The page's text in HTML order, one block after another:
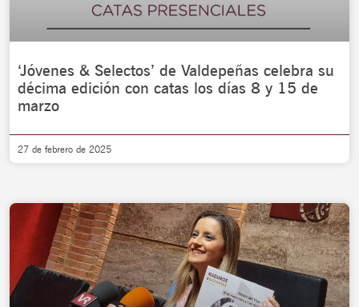
‘Jóvenes & Selectos’ de Valdepeñas celebra su
décima edición con catas los días 8 y 15 de
marzo
27 de febrero de 2025